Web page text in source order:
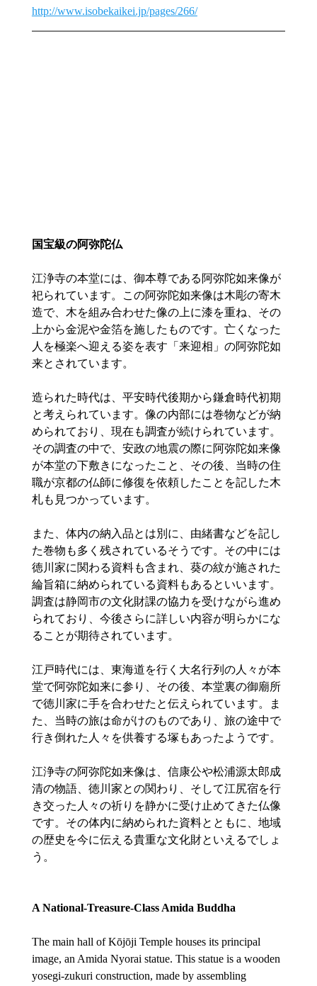
http://www.isobekaikei.jp/pages/266/
国宝級の阿弥陀仏
江浄寺の本堂には、御本尊である阿弥陀如来像が
祀られています。この阿弥陀如来像は木彫の寄木
造で、木を組み合わせた像の上に漆を重ね、その
上から金泥や金箔を施したものです。亡くなった
人を極楽へ迎える姿を表す「来迎相」の阿弥陀如
来とされています。
造られた時代は、平安時代後期から鎌倉時代初期
と考えられています。像の内部には巻物などが納
められており、現在も調査が続けられています。
その調査の中で、安政の地震の際に阿弥陀如来像
が本堂の下敷きになったこと、その後、当時の住
職が京都の仏師に修復を依頼したことを記した木
札も見つかっています。
また、体内の納入品とは別に、由緒書などを記し
た巻物も多く残されているそうです。その中には
徳川家に関わる資料も含まれ、葵の紋が施された
綸旨箱に納められている資料もあるといいます。
調査は静岡市の文化財課の協力を受けながら進め
られており、今後さらに詳しい内容が明らかにな
ることが期待されています。
江戸時代には、東海道を行く大名行列の人々が本
堂で阿弥陀如来に参り、その後、本堂裏の御廟所
で徳川家に手を合わせたと伝えられています。ま
た、当時の旅は命がけのものであり、旅の途中で
行き倒れた人々を供養する塚もあったようです。
江浄寺の阿弥陀如来像は、信康公や松浦源太郎成
清の物語、徳川家との関わり、そして江尻宿を行
き交った人々の祈りを静かに受け止めてきた仏像
です。その体内に納められた資料とともに、地域
の歴史を今に伝える貴重な文化財といえるでしょ
う。
A National-Treasure-Class Amida Buddha
The main hall of Kōjōji Temple houses its principal
image, an Amida Nyorai statue. This statue is a wooden
yosegi-zukuri construction, made by assembling